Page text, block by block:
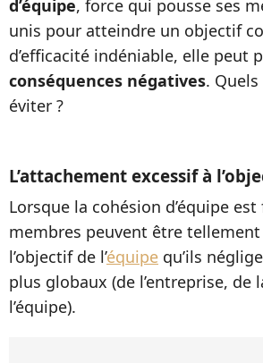
d’équipe, force qui pousse ses
unis pour atteindre un objectif
d’efficacité indéniable, elle peut
conséquences négatives.
éviter ?
L’attachement excessif à
Lorsque la cohésion d’équipe
membres peuvent être
l’objectif de l’équipe qu’ils
plus globaux (de l’entreprise, de
l’équipe).